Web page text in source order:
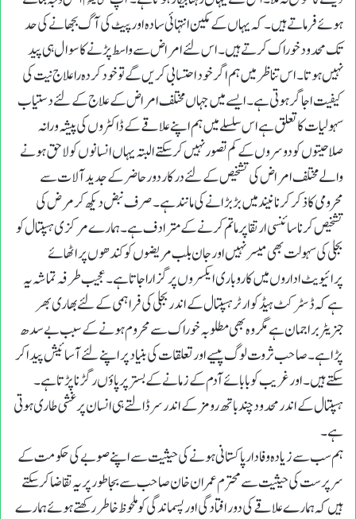
ہوئے فرماتے ہیں ۔ کہ یہاں کے مکین انتہائی سادہ اور پیٹ کی آگ بجھانے کی حد
تک محدود خوراک کر تے ہیں ۔ اس لئے امراض سے واسط پڑنے کا سوال ہی پید
نہیں ہوتا ۔ اس تناظر میں ہم اگر خود احتسابی کریں گے تو خود کر دہ راعلاج نیت کی
کیفیت اجا گر ہوتی ہے ۔ ایسے میں جہاں مختلف امراض کے علاج کے لئے دستیاب
سہولیات کا تعلق ہے اس سلسلے میں ہم اپنے علاقے کے ڈاکٹروں کی پیشہ ورانہ
صلاحیتوں کو دوسروں کے کم تصور نہیں کر سکتے البتہ یہاں انسانوں کو لاحق ہونے
والے مختلف امراض کی تشخیص کے لئے درکار دور حاضر کے جدید آلات سے
محرومی کا ذکر کر نا نیند میں بڑ بڑانے کی مانند ہے ۔ صرف نبض دیکھ کر مرض کی
تشخیص کر نا سائنسی ارتقا پر ماتم کر نے کے مترادف ہے ۔ ہمارے مرکزی ہسپتال کو
بجلی کی سہولت بھی میسر نہیں اور جان بلب مریضوں کو کندھوں پر اٹھائے
پرائیویٹ اداروں میں کاروباری ایکسروں پر گزارا جاتا ہے ۔ عجیب طرفہ تماشہ یہ
ہے کہ ڈسٹرکٹ ہیڈ کوارٹر ہسپتال کے اندر بجلی کی فراہمی کے لئے بھاری بھر
جنریٹر براجمان ہے مگر وہ بھی مطلوبہ خوراک سے محروم ہونے کے سبب بے سدھ
پڑاہے ۔ صاحب ثروت لوگ پیسے اور تعلقات کی بنیاد پر اپنے لئے آسائیش پیدا کر
سکتے ہیں ۔ اور غریب کو بابائے آدم کے زمانے کے بستر پر پاؤں رگڑنا پڑتا ہے ۔
ہسپتال کے اندر محدود چند باتھ رومز کے اندر سر ڈالتے ہی انسان پر غشی طاری ہوتی
ہے ۔
ہم سب سے زیادہ وفادار پاکستانی ہونے کی حیثیت سے اپنے صوبے کی حکومت کے
سرپرست کی حیثیت سے محترم عمران خان صاحب سے بجا طور پر یہ تقاضا کر سکتے
ہیں کہ ہمارے علاقے کی دور افتا دگی اور پسماندگی کو ملحوظ خاطر رکھتے ہوئے ہمارے